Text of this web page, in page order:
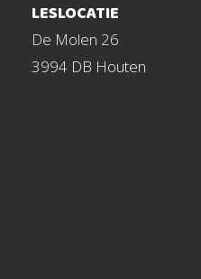
LESLOCATIE
De Molen 26
3994 DB Houten